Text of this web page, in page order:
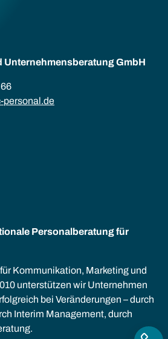
Unternehmens­beratung GmbH
personal.de
Personalberatung für
Kommunikation, Marketing und
unterstützen wir Unternehmen
bei Veränderungen – durch
Interim Management, durch